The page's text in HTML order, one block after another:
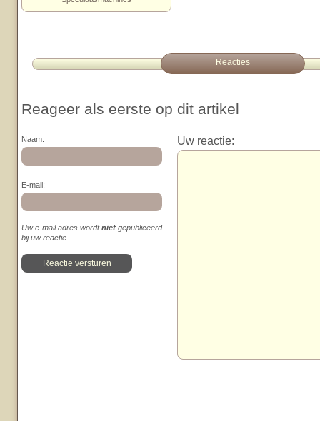
Reacties
Reageer als eerste op dit artikel
Naam:
E-mail:
Uw e-mail adres wordtniet gepubliceerd
bij uw reactie
Uw reactie: